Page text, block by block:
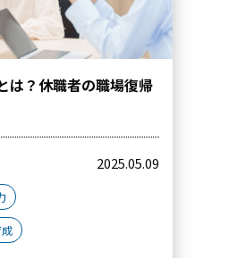
は？休職者の職場復帰
2025.05.09